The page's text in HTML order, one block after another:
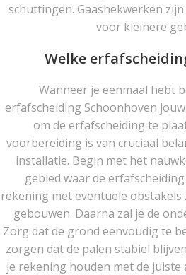
schuttingen. Gaashekwerken
voor kleinere
Welke
Wanneer je eenmaal hebt
erfafscheiding Schoonhoven
om de erfafscheiding te
voorbereiding is van cruciaal
installatie. Begin met het
gebied waar de
rekening met eventuele obstakels
gebouwen. Daarna zal je de
Zorg dat de grond eenvoudig te
zorgen dat de palen stabiel
je rekening houden met de juiste